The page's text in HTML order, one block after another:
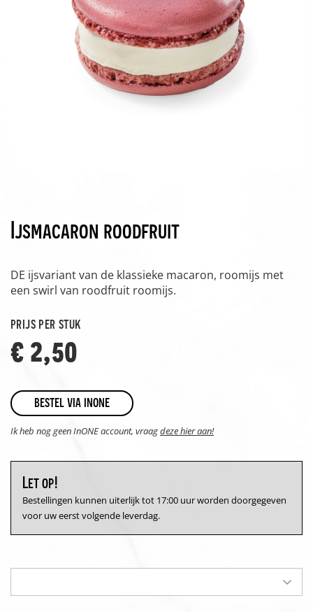
Ijsmacaron roodfruit
DE ijsvariant van de klassieke macaron, roomijs met
een swirl van roodfruit roomijs.
prijs per stuk
€ 2,50
bestel via inone
Ik heb nog geen InONE account, vraagdeze hier aan!
Let op!
Bestellingen kunnen uiterlijk tot 17:00 uur worden doorgegeven
voor uw eerst volgende leverdag.